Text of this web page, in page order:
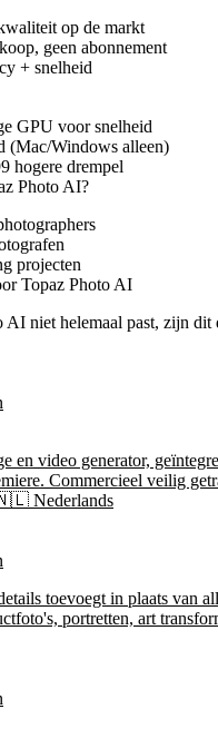
op de markt
geen abonnement
+ snelheid
GPU voor snelheid
(Mac/Windows alleen)
hogere drempel
Photo AI?
projecten
Topaz Photo AI
AI niet helemaal past, zijn dit
en video generator,
Commercieel veilig
Nederlands
toevoegt in plaats van
portretten, art